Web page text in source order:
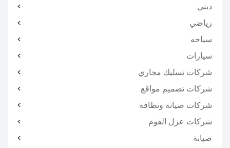
ديني
رياضي
سياحه
سيارات
شركات تسليك مجاري
شركات تصميم مواقع
شركات صيانة ونظافة
شركات عزل الفوم
صيانة